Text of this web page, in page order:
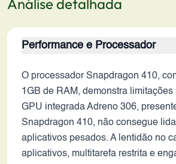
Análise detalhada
Performance e Processador
O processador Snapdragon 410,
1GB de RAM, demonstra limitações
GPU integrada Adreno 306,
Snapdragon 410, não consegue
aplicativos pesados. A lentidão no
aplicativos, multitarefa restrita e